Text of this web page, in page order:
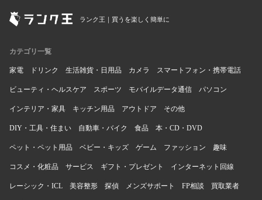
ランク王｜買うを楽しく簡単に
カテゴリ一覧
家電 ドリンク 生活雑貨・日用品 カメラ スマートフォン・携帯電話
ビューティ・ヘルスケア スポーツ モバイルデータ通信 パソコン
インテリア・家具 キッチン用品 アウトドア その他
DIY・工具・住まい 自動車・バイク 食品 本・CD・DVD
ペット・ペット用品 ベビー・キッズ ゲーム ファッション 趣味
コスメ・化粧品 サービス ギフト・プレゼント インターネット回線
レーシック・ICL 美容整形 探偵 メンズサポート FP相談 買取業者